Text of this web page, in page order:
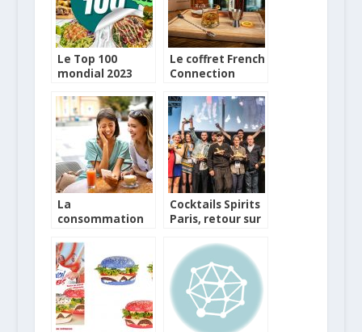
Le Top 100
mondial 2023
Deliveroo
Le coffret French
Connection
Adriatico,
Bouteille du WE
La
consommation
grandes villes
européennes
Cocktails Spirits
Paris, retour sur